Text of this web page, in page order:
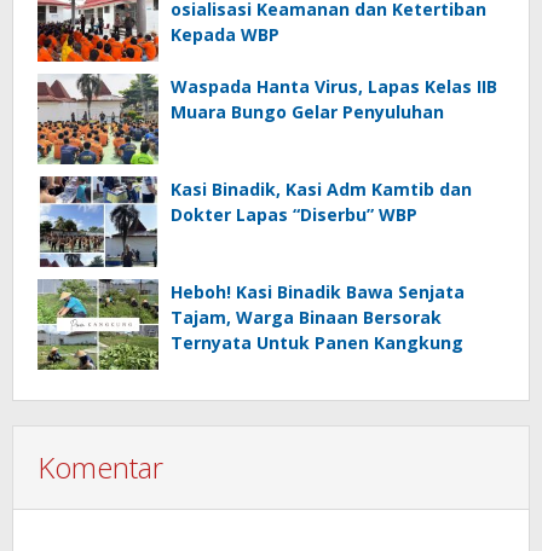
osialisasi Keamanan dan Ketertiban
Kepada WBP
Waspada Hanta Virus, Lapas Kelas IIB
Muara Bungo Gelar Penyuluhan
Kasi Binadik, Kasi Adm Kamtib dan
Dokter Lapas “Diserbu” WBP
Heboh! Kasi Binadik Bawa Senjata
Tajam, Warga Binaan Bersorak
Ternyata Untuk Panen Kangkung
Komentar